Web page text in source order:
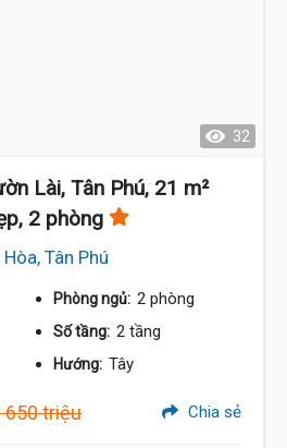
32
Lài, Tân Phú, 21 m²
2 phòng
Tân Phú
Phòng ngủ: 2 phòng
Số tầng: 2 tầng
Hướng: Tây
650 triệu Chia sẻ